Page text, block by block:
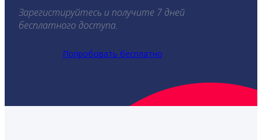
Зарегистируйтесь и получите 7 дней
бесплатного доступа.
Попробовать бесплатно